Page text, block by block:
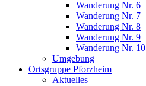
Wanderung Nr. 6
Wanderung Nr. 7
Wanderung Nr. 8
Wanderung Nr. 9
Wanderung Nr. 10
Umgebung
Ortsgruppe Pforzheim
Aktuelles